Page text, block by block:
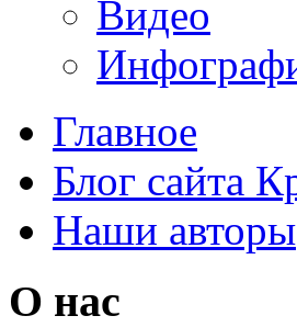
Видео
Главное
Блог сайта
Наши авторы
О нас